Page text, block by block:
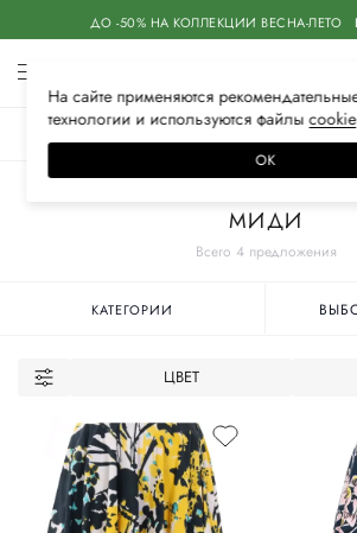
ДО -50% НА КОЛЛЕКЦИИ ВЕСНА-ЛЕТО
Всего 4 предложения
МИДИ
КАТЕГОРИИ
ЦВЕТ
На сайте применяются
технологии и используются файлысооkiе
ОК